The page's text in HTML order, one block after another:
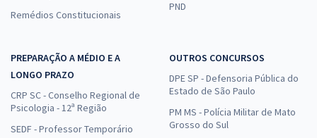
Remédios Constitucionais
PND
PREPARAÇÃO A MÉDIO E A
LONGO PRAZO
CRP SC - Conselho Regional de
Psicologia - 12ª Região
SEDF - Professor Temporário
OUTROS CONCURSOS
DPE SP - Defensoria Pública do
Estado de São Paulo
PM MS - Polícia Militar de Mato
Grosso do Sul